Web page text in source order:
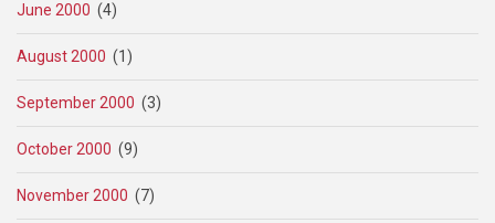
June 2000 (4)
August 2000 (1)
September 2000 (3)
October 2000 (9)
November 2000 (7)